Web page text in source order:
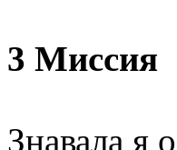
3 Миссия
Знавала я